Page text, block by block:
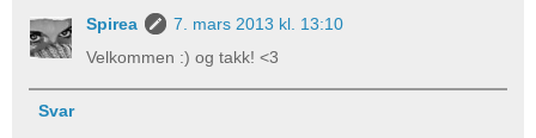
Spirea
7. mars 2013 kl. 13:10
Velkommen :) og takk! <3
Svar